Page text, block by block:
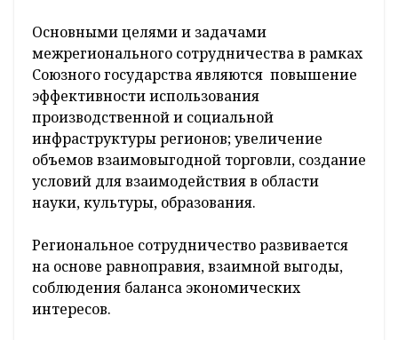
Основными целями и задачами
межрегионального сотрудничества в рамках
Союзного государства являются повышение
эффективности использования
производственной и социальной
инфраструктуры регионов; увеличение
объемов взаимовыгодной торговли, создание
условий для взаимодействия в области
науки, культуры, образования.
Региональное сотрудничество развивается
на основе равноправия, взаимной выгоды,
соблюдения баланса экономических
интересов.